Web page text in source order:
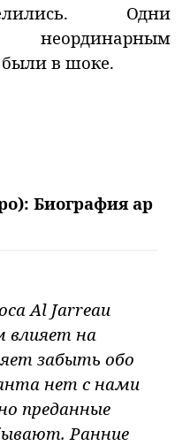
Одни
неординарным
были в шоке.
Биография ар
Al Jarreau
влияет на
забыть обо
нет с нами
преданные
Ранние